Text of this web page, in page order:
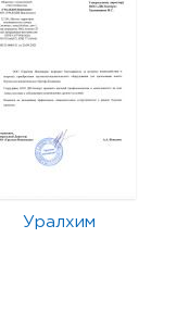
Уралхим